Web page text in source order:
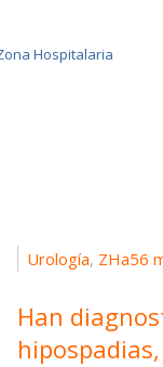
Urología, ZHa56
Han